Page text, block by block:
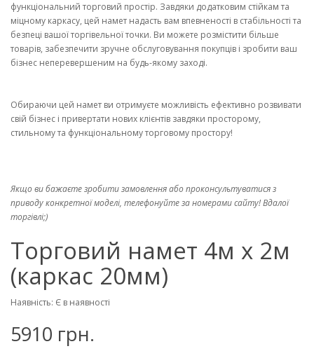
функціональний торговий простір. Завдяки додатковим стійкам та
міцному каркасу, цей намет надасть вам впевненості в стабільності та
безпеці вашої торгівельної точки. Ви можете розмістити більше
товарів, забезпечити зручне обслуговування покупців і зробити ваш
бізнес неперевершеним на будь-якому заході.
Обираючи цей намет ви отримуєте можливість ефективно розвивати
свій бізнес і привертати нових клієнтів завдяки просторому,
стильному та функціональному торговому простору!
Якщо ви бажаєте зробити замовлення або проконсультуватися з
приводу конкретної моделі, телефонуйте за номерами сайту! Вдалої
торгівлі;)
Торговий намет 4м х 2м
(каркас 20мм)
Наявність: Є в наявності
5910 грн.